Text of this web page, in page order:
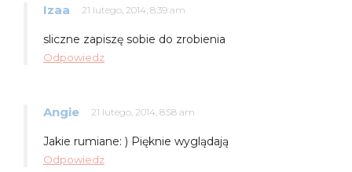
Izaa 21 lutego, 2014, 8:39 am
sliczne zapiszę sobie do zrobienia
Odpowiedz
Angie 21 lutego, 2014, 8:58 am
Jakie rumiane: ) Pięknie wyglądają
Odpowiedz